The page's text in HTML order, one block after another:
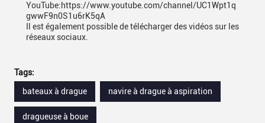
YouTube:https://www.youtube.com/channel/UC1Wpt1q
gwwF9n0S1u6rK5qA
Il est également possible de télécharger des vidéos sur les
réseaux sociaux.
Tags:
bateaux à drague
navire à drague à aspiration
dragueuse à boue